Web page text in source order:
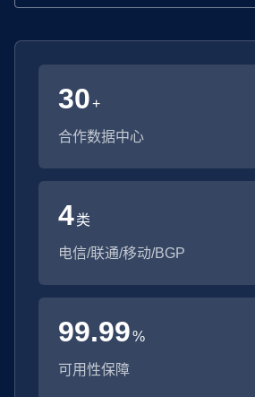
30+
合作数据中心
4类
电信/联通/移动/BGP
99.99%
可用性保障